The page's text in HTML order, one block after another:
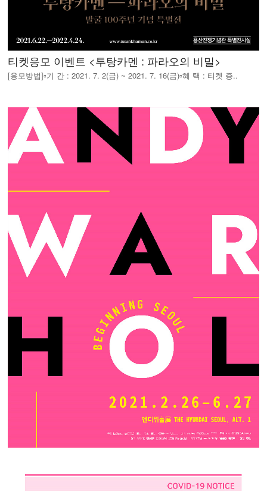
티켓응모 이벤트 <투탕카멘 : 파라오의 비밀>
[응모방법]▫️기 간 : 2021. 7. 2(금) ~ 2021. 7. 16(금)▫️혜 택 : 티켓 증..